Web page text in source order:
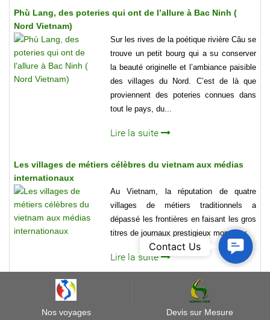
Phù Lang, des poteries qui ont de l’allure à Bac Ninh (
Nord Vietnam)
Sur les rives de la poétique rivière Câu se
trouve un petit bourg qui a su conserver
la beauté originelle et l’ambiance paisible
des villages du Nord. C’est de là que
proviennent des poteries connues dans
tout le pays, du...
Lire la suite
Les villages de métiers célèbres du vietnam aux médias
internationaux
Au Vietnam, la réputation de quatre
villages de métiers traditionnels a
dépassé les frontières en faisant les gros
titres de journaux prestigieux mondiaux.
Lire la suite
Que faire sur la réserve naturelle de Pu Luong ?
Que faire sur la réserve naturelle de Pu
Luong ? Les montagnes sans fin, les
Nos voyages Devis sur Mesure
Contact
Us
Contact Us